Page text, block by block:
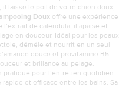
laisse le poil de votre chien doux,
Douxoffre une expérience
de calendula, il apaise et
en douceur. Idéal pour les peaux
démêle et nourrit en un seul
douce et provitamine B5
et brillance au pelage.
pratique pour l’entretien quotidien.
et efficace entre les bains. Sa